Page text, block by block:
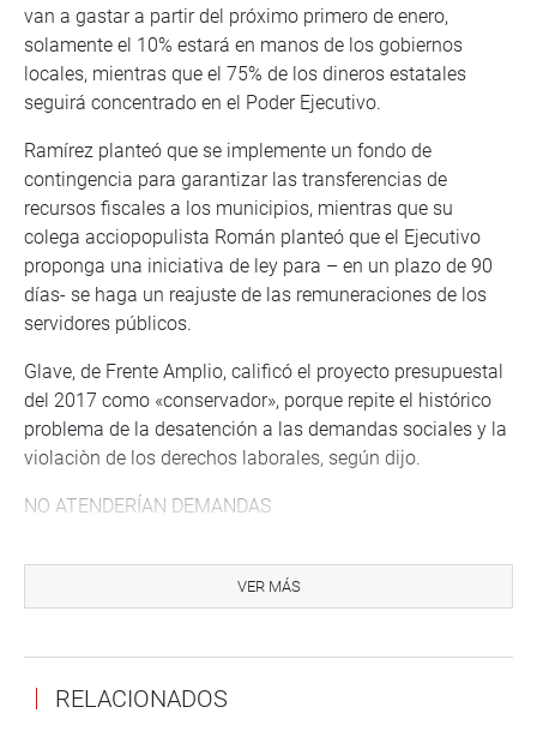
van a gastar a partir del próximo primero de enero,
solamente el 10% estará en manos de los gobiernos
locales, mientras que el 75% de los dineros estatales
seguirá concentrado en el Poder Ejecutivo.
Ramírez planteó que se implemente un fondo de
contingencia para garantizar las transferencias de
recursos fiscales a los municipios, mientras que su
colega acciopopulista Román planteó que el Ejecutivo
proponga una iniciativa de ley para – en un plazo de 90
días- se haga un reajuste de las remuneraciones de los
servidores públicos.
Glave, de Frente Amplio, calificó el proyecto presupuestal
del 2017 como «conservador», porque repite el histórico
problema de la desatención a las demandas sociales y la
violaciòn de los derechos laborales, según dijo.
NO ATENDERÍAN DEMANDAS
presupuestal para el próximo año no contribuya a
atender las demandas de los pueblos amazónicos,
Bartra, exhortó al Poder Ejecutivo a que priorice la
VER MÁS
RELACIONADOS